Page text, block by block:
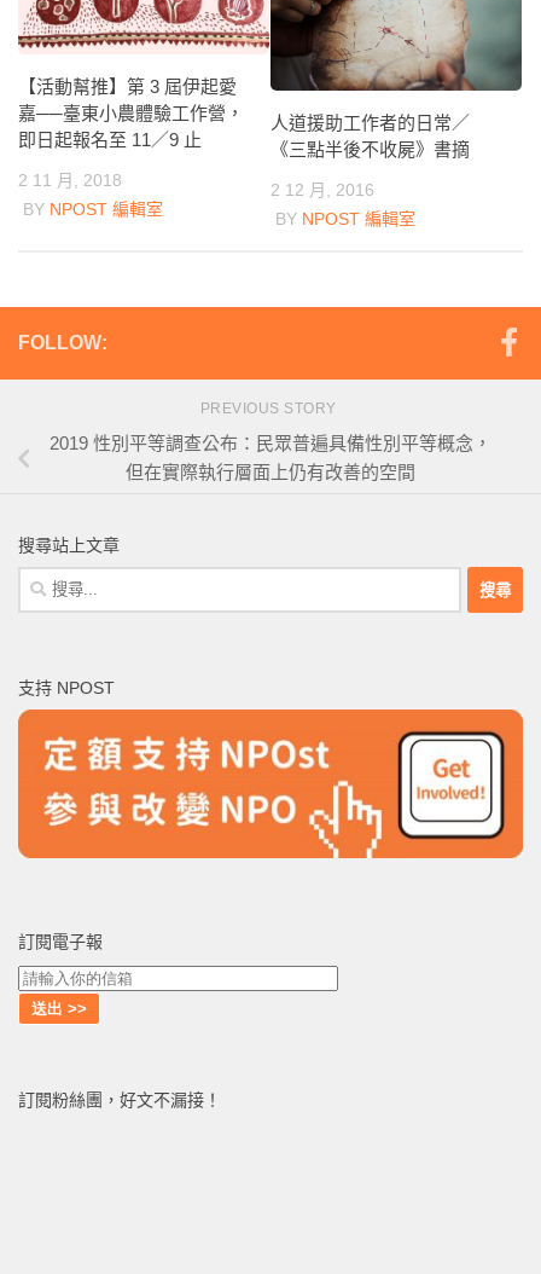
【活動幫推】第 3 屆伊起愛
嘉──臺東小農體驗工作營，
即日起報名至 11／9 止
2 11 月, 2018
BY NPOST 編輯室
人道援助工作者的日常／
《三點半後不收屍》書摘
2 12 月, 2016
BY NPOST 編輯室
FOLLOW:
PREVIOUS STORY
2019 性別平等調查公布：民眾普遍具備性別平等概念，
但在實際執行層面上仍有改善的空間
搜尋站上文章
搜
尋
字:
支持 NPOST
訂閱電子報
訂閱粉絲團，好文不漏接！